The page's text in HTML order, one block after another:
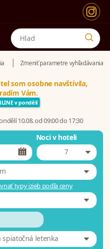
Zmeniť parametre vyhľadávania
som osobne navštívila,
Vám.
v pondělí
10.08. od 09:00 do 17:30
Noci v hoteli
7
typy izieb podľa ceny
spiatočná letenka